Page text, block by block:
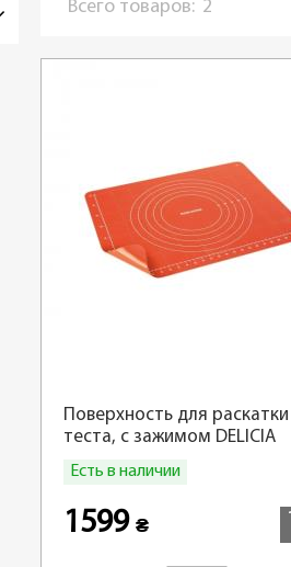
Всего товаров: 2
Поверхность для раскатки
теста, с зажимом DELICIA
Есть в наличии
1599 ₴